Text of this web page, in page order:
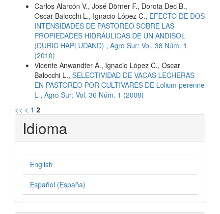
Carlos Alarcón V., José Dörner F., Dorota Dec B.,
Oscar Balocchi L., Ignacio López C., EFECTO DE DOS
INTENSIDADES DE PASTOREO SOBRE LAS
PROPIEDADES HIDRÁULICAS DE UN ANDISOL
(DURIC HAPLUDAND) , Agro Sur: Vol. 38 Núm. 1
(2010)
Vicente Anwandter A., Ignacio López C., Oscar
Balocchi L., SELECTIVIDAD DE VACAS LECHERAS
EN PASTOREO POR CULTIVARES DE Lolium perenne
L , Agro Sur: Vol. 36 Núm. 1 (2008)
<< < 1 2
Idioma
English
Español (España)